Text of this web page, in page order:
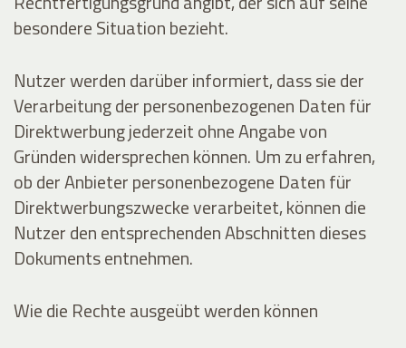
besondere Situation bezieht.
Nutzer werden darüber informiert, dass sie der
Verarbeitung der personenbezogenen Daten für
Direktwerbung jederzeit ohne Angabe von
Gründen widersprechen können. Um zu erfahren,
ob der Anbieter personenbezogene Daten für
Direktwerbungszwecke verarbeitet, können die
Nutzer den entsprechenden Abschnitten dieses
Dokuments entnehmen.
Wie die Rechte ausgeübt werden können